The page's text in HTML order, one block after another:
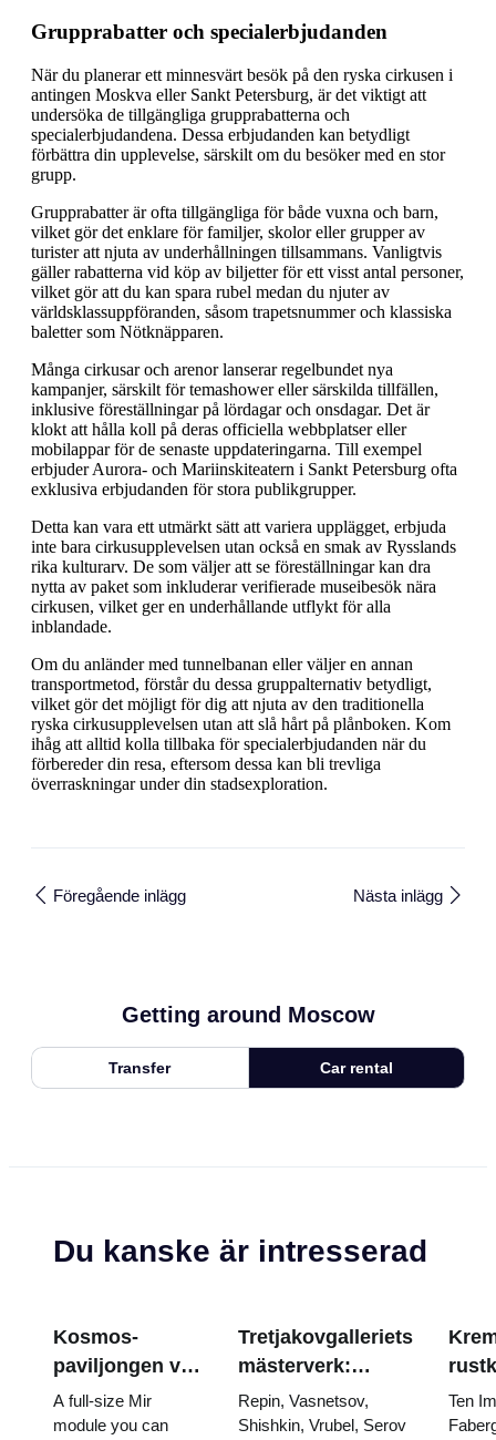
Grupprabatter och specialerbjudanden
När du planerar ett minnesvärt besök på den ryska cirkusen i
antingen Moskva eller Sankt Petersburg, är det viktigt att
undersöka de tillgängliga grupprabatterna och
specialerbjudandena. Dessa erbjudanden kan betydligt
förbättra din upplevelse, särskilt om du besöker med en stor
grupp.
Grupprabatter är ofta tillgängliga för både vuxna och barn,
vilket gör det enklare för familjer, skolor eller grupper av
turister att njuta av underhållningen tillsammans. Vanligtvis
gäller rabatterna vid köp av biljetter för ett visst antal personer,
vilket gör att du kan spara rubel medan du njuter av
världsklassuppföranden, såsom trapetsnummer och klassiska
baletter som Nötknäpparen.
Många cirkusar och arenor lanserar regelbundet nya
kampanjer, särskilt för temashower eller särskilda tillfällen,
inklusive föreställningar på lördagar och onsdagar. Det är
klokt att hålla koll på deras officiella webbplatser eller
mobilappar för de senaste uppdateringarna. Till exempel
erbjuder Aurora- och Mariinskiteatern i Sankt Petersburg ofta
exklusiva erbjudanden för stora publikgrupper.
Detta kan vara ett utmärkt sätt att variera upplägget, erbjuda
inte bara cirkusupplevelsen utan också en smak av Rysslands
rika kulturarv. De som väljer att se föreställningar kan dra
nytta av paket som inkluderar verifierade museibesök nära
cirkusen, vilket ger en underhållande utflykt för alla
inblandade.
Om du anländer med tunnelbanan eller väljer en annan
transportmetod, förstår du dessa gruppalternativ betydligt,
vilket gör det möjligt för dig att njuta av den traditionella
ryska cirkusupplevelsen utan att slå hårt på plånboken. Kom
ihåg att alltid kolla tillbaka för specialerbjudanden när du
förbereder din resa, eftersom dessa kan bli trevliga
överraskningar under din stadsexploration.
Föregående inlägg Nästa inlägg
Getting around Moscow
Transfer Car rental
Du kanske är intresserad
Kosmos-
paviljongen vid
VDNKh: Inuti
Rysslands
A full-size Mir
module you can
Tretjakovgalleriets
mästerverk:
målningarna som
är värda att
Repin, Vasnetsov,
Shishkin, Vrubel, Serov
Ten